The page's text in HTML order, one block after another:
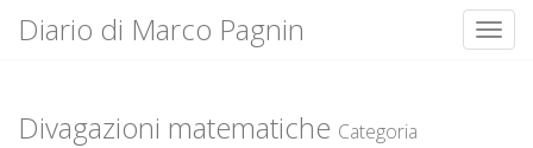
content
Diario di Marco Pagnin
Divagazioni matematiche Categoria